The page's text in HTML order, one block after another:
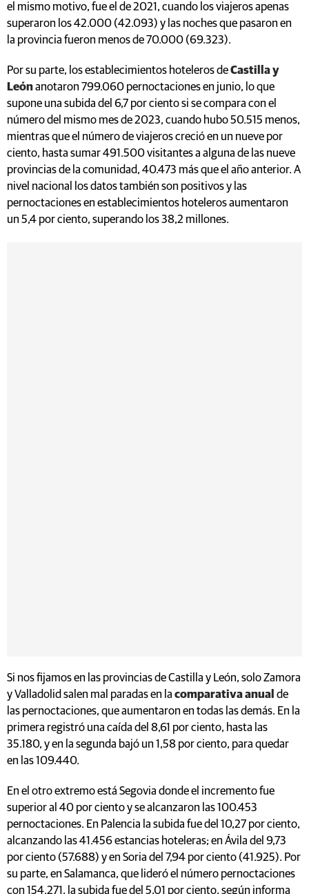
el mismo motivo, fue el de 2021, cuando los viajeros apenas
superaron los 42.000 (42.093) y las noches que pasaron en
la provincia fueron menos de 70.000 (69.323).
Por su parte, los establecimientos hoteleros deCastilla y
Leónanotaron 799.060 pernoctaciones en junio, lo que
supone una subida del 6,7 por ciento si se compara con el
número del mismo mes de 2023, cuando hubo 50.515 menos,
mientras que el número de viajeros creció en un nueve por
ciento, hasta sumar 491.500 visitantes a alguna de las nueve
provincias de la comunidad, 40.473 más que el año anterior. A
nivel nacional los datos también son positivos y las
pernoctaciones en establecimientos hoteleros aumentaron
un 5,4 por ciento, superando los 38,2 millones.
Si nos fijamos en las provincias de Castilla y León, solo Zamora
y Valladolid salen mal paradas en la comparativa anual de
las pernoctaciones, que aumentaron en todas las demás. En la
primera registró una caída del 8,61 por ciento, hasta las
35.180, y en la segunda bajó un 1,58 por ciento, para quedar
en las 109.440.
En el otro extremo está Segovia donde el incremento fue
superior al 40 por ciento y se alcanzaron las 100.453
pernoctaciones. En Palencia la subida fue del 10,27 por ciento,
alcanzando las 41.456 estancias hoteleras; en Ávila del 9,73
por ciento (57.688) y en Soria del 7,94 por ciento (41.925). Por
su parte, en Salamanca, que lideró el número pernoctaciones
con 154.271, la subida fue del 5,01 por ciento, según informa